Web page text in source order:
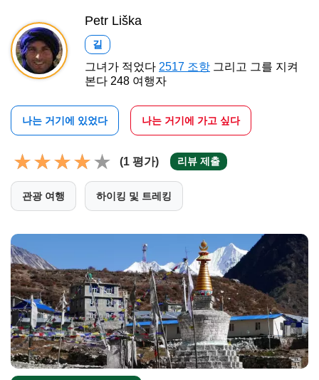
Petr Liška
길
그녀가 적었다 2517 조항 그리고 그를 지켜
본다 248 여행자
나는 거기에 있었다 나는 거기에 가고 싶다
(1 평가) 리뷰 제출
관광 여행 하이킹 및 트레킹